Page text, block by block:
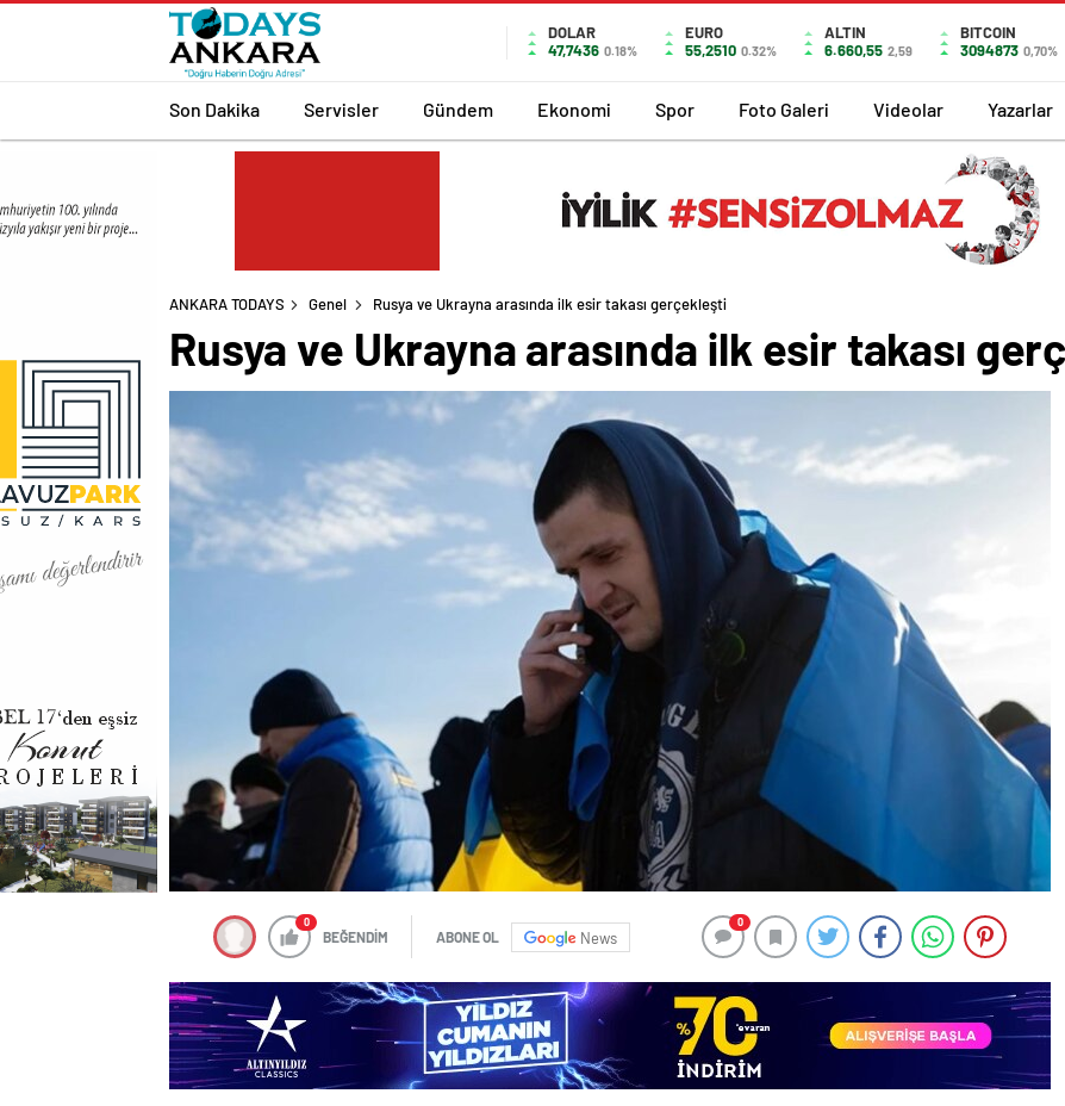
DOLAR
47,7436 0.18%
EURO
55,2510 0.32%
ALTIN
6.660,55 2,59
BITCOIN
3094873 0,70%
Son Dakika Servisler Gündem Ekonomi Spor Foto Galeri Videolar Yazarlar
ANKARA TODAYS Genel Rusya ve Ukrayna arasında ilk esir takası gerçekleşti
Rusya ve Ukrayna arasında ilk esir takası
0
BEĞENDİM ABONE OL News
0